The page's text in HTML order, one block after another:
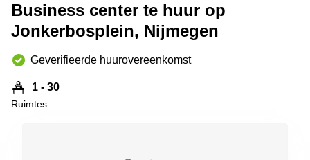
in Arnhem
Coworking
Hilversum
Coworking
space
Zwolle
Business center te huur op
Jonkerbosplein, Nijmegen
Geverifieerde huurovereenkomst
1 - 30
Ruimtes